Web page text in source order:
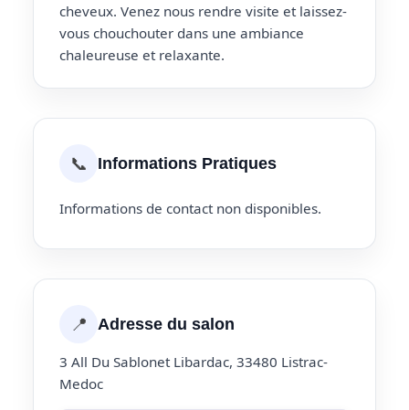
cheveux. Venez nous rendre visite et laissez-
vous chouchouter dans une ambiance
chaleureuse et relaxante.
📞 Informations Pratiques
Informations de contact non disponibles.
📍 Adresse du salon
3 All Du Sablonet Libardac, 33480 Listrac-
Medoc